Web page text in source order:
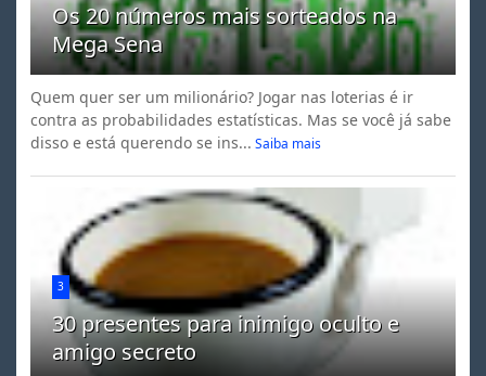
Os 20 números mais sorteados na
Mega Sena
Quem quer ser um milionário? Jogar nas loterias é ir
contra as probabilidades estatísticas. Mas se você já sabe
disso e está querendo se ins... Saiba mais
3
30 presentes para inimigo oculto e
amigo secreto